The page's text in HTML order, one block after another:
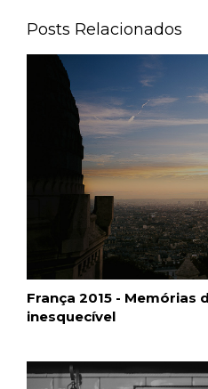
Posts Relacionados
França 2015 - Memórias
inesquecível